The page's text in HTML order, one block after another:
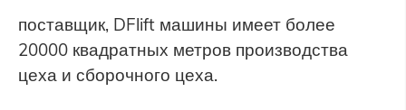
поставщик, DFlift машины имеет более
20000 квадратных метров производства
цеха и сборочного цеха.